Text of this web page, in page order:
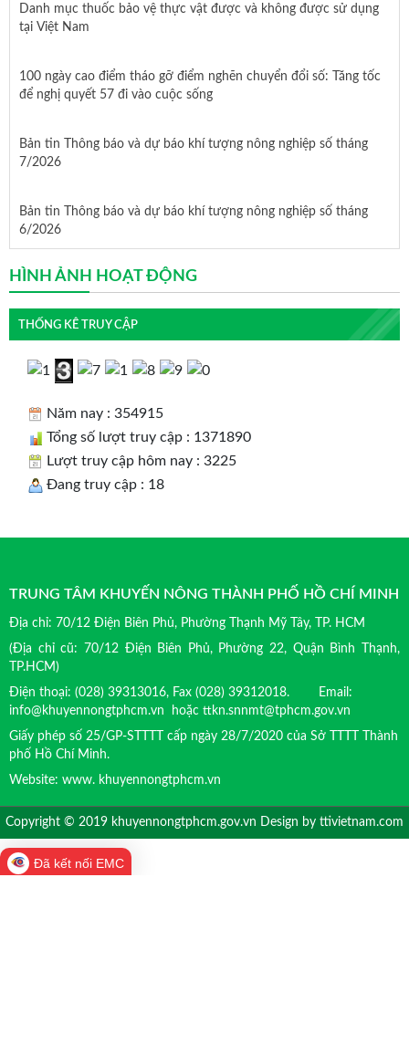
Danh mục thuốc bảo vệ thực vật được và không được sử dụng
tại Việt Nam
100 ngày cao điểm tháo gỡ điểm nghẽn chuyển đổi số: Tăng tốc
để nghị quyết 57 đi vào cuộc sống
Bản tin Thông báo và dự báo khí tượng nông nghiệp số tháng
7/2026
Bản tin Thông báo và dự báo khí tượng nông nghiệp số tháng
6/2026
HÌNH ẢNH HOẠT ĐỘNG
THỐNG KÊ TRUY CẬP
Năm nay : 354915
Tổng số lượt truy cập : 1371890
Lượt truy cập hôm nay : 3225
Đang truy cập : 18
TRUNG TÂM KHUYẾN NÔNG THÀNH PHỐ HỒ CHÍ MINH
Địa chỉ: 70/12 Điện Biên Phủ, Phường Thạnh Mỹ Tây, TP. HCM
(Địa chỉ cũ: 70/12 Điện Biên Phủ, Phường 22, Quận Bình Thạnh,
TP.HCM)
Điện thoại: (028) 39313016, Fax (028) 39312018. Email:
info@khuyennongtphcm.vn hoặc ttkn.snnmt@tphcm.gov.vn
Giấy phép số 25/GP-STTTT cấp ngày 28/7/2020 của Sở TTTT Thành
phố Hồ Chí Minh.
Website: www. khuyennongtphcm.vn
Copyright © 2019 khuyennongtphcm.gov.vn Design by ttivietnam.com
Đã kết nối EMC